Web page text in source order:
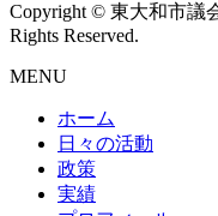
Copyright © 東大和市
Rights Reserved.
MENU
ホーム
日々の活動
政策
実績